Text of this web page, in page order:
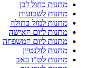
מתנות כחול לבן
מתנות לשבועות
מתנות למזל בתולה
מתנות ליום האישה
מתנות ליום המשפחה
מתנות לולנטיין
מתנות לט"ו באב